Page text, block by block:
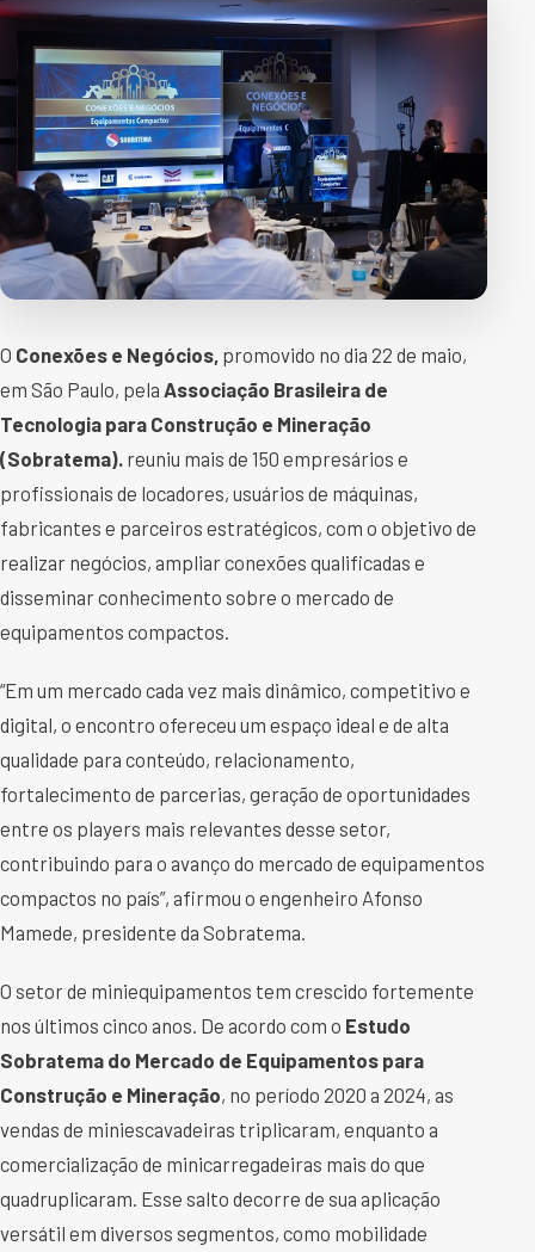
O Conexões e Negócios, promovido no dia 22 de maio,
em São Paulo, pela Associação Brasileira de
Tecnologia para Construção e Mineração
(Sobratema). reuniu mais de 150 empresários e
profissionais de locadores, usuários de máquinas,
fabricantes e parceiros estratégicos, com o objetivo de
realizar negócios, ampliar conexões qualificadas e
disseminar conhecimento sobre o mercado de
equipamentos compactos.
“Em um mercado cada vez mais dinâmico, competitivo e
digital, o encontro ofereceu um espaço ideal e de alta
qualidade para conteúdo, relacionamento,
fortalecimento de parcerias, geração de oportunidades
entre os players mais relevantes desse setor,
contribuindo para o avanço do mercado de equipamentos
compactos no país”, afirmou o engenheiro Afonso
Mamede, presidente da Sobratema.
O setor de miniequipamentos tem crescido fortemente
nos últimos cinco anos. De acordo com o Estudo
Sobratema do Mercado de Equipamentos para
Construção e Mineração, no período 2020 a 2024, as
vendas de miniescavadeiras triplicaram, enquanto a
comercialização de minicarregadeiras mais do que
quadruplicaram. Esse salto decorre de sua aplicação
versátil em diversos segmentos, como mobilidade